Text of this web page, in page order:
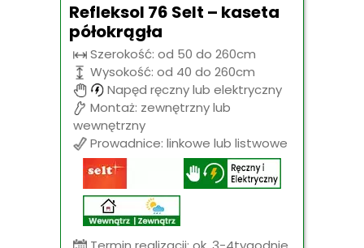
Refleksol 76 Selt – kaseta
półokrągła
Szerokość: od 50 do 260cm
Wysokość: od 40 do 260cm
Napęd ręczny lub elektryczny
Montaż: zewnętrzny lub
wewnętrzny
Prowadnice: linkowe lub listwowe